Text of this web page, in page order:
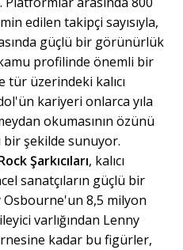
edilen takipçi sayısıyla,
güçlü bir görünürlük
kamu profilinde önemli bir
tür üzerindeki kalıcı
kariyeri onlarca yıla
okumasının özünü
şekilde sunuyor.
Şarkıcıları, kalıcı
sanatçıların güçlü bir
Osbourne'un 8,5 milyon
varlığından Lenny
kadar bu figürler,